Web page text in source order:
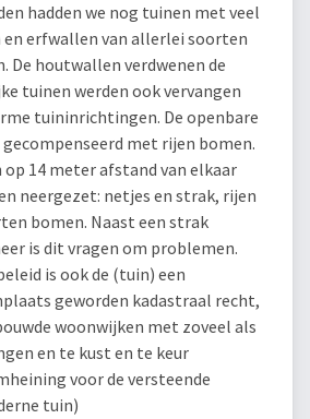
hadden we nog tuinen met veel
erfwallen van allerlei soorten
De houtwallen verdwenen de
tuinen werden ook vervangen
tuininrichtingen. De openbare
met rijen bomen.
14 meter afstand van elkaar
neergezet: netjes en strak, rijen
bomen. Naast een strak
is dit vragen om problemen.
is ook de (tuin) een
geworden kadastraal recht,
woonwijken met zoveel als
en te kust en te keur
voor de versteende
tuin)